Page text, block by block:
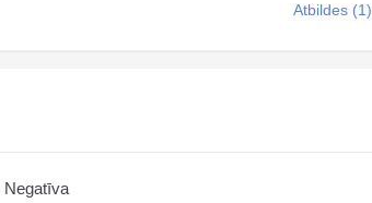
Atbildes (1)
Negatīva